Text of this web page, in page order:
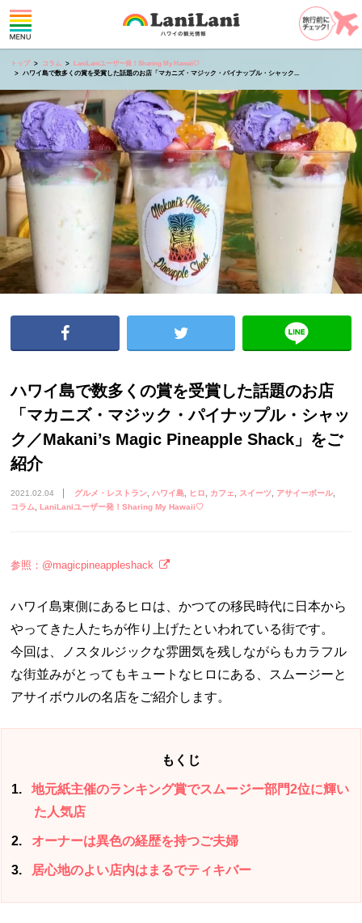
トップ コラム
LaniLaniユーザー発！Sharing My Hawaii♡
ハワイ島で数多くの賞を受賞した話題のお店「マカニズ・マジック・パイナップル・シャック...
ハワイ島で数多くの賞を受賞した話題のお店
「マカニズ・マジック・パイナップル・シャッ
ク／Makani’s Magic Pineapple Shack」をご
紹介
2021.02.04 グルメ・レストラン ハワイ島 ヒロ カフェ スイーツ
アサイーボール
コラム
LaniLaniユーザー発！Sharing My Hawaii♡
参照：@magicpineappleshack
ハワイ島東側にあるヒロは、かつての移民時代に日本から
やってきた人たちが作り上げたといわれている街です。
今回は、ノスタルジックな雰囲気を残しながらもカラフル
な街並みがとってもキュートなヒロにある、スムージーと
アサイボウルの名店をご紹介します。
もくじ
1
地元紙主催のランキング賞でスムージー部門2位に輝い
た人気店
2 オーナーは異色の経歴を持つご夫婦
3 居心地のよい店内はまるでティキバー